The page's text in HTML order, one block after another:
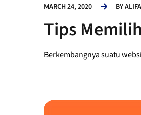
MARCH 24, 2020 BY
Tips
Berkembangnya suatu